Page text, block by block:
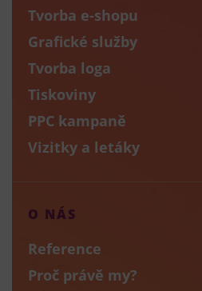
Tvorba e-shopu
Grafické služby
Tvorba loga
Tiskoviny
PPC kampaně
Vizitky a letáky
O NÁS
Reference
Proč právě my?